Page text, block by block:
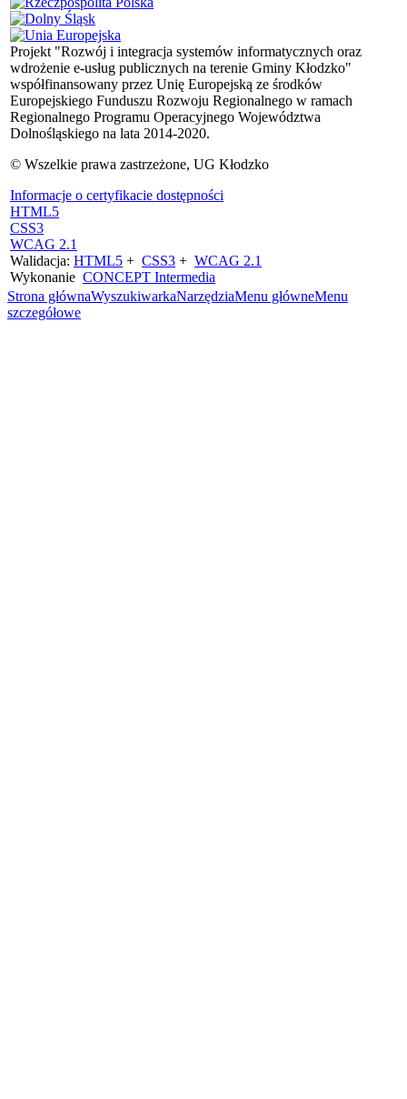
Projekt "Rozwój i integracja systemów informatycznych oraz
wdrożenie e-usług publicznych na terenie Gminy Kłodzko"
współfinansowany przez Unię Europejską ze środków
Europejskiego Funduszu Rozwoju Regionalnego w ramach
Regionalnego Programu Operacyjnego Województwa
Dolnośląskiego na lata 2014-2020.
© Wszelkie prawa zastrzeżone, UG Kłodzko
Informacje o certyfikacie dostępności
HTML5
CSS3
WCAG 2.1
Walidacja: HTML5 + CSS3 + WCAG 2.1
Wykonanie CONCEPT Intermedia
Strona głównaWyszukiwarkaNarzędziaMenu główneMenu
szczegółowe